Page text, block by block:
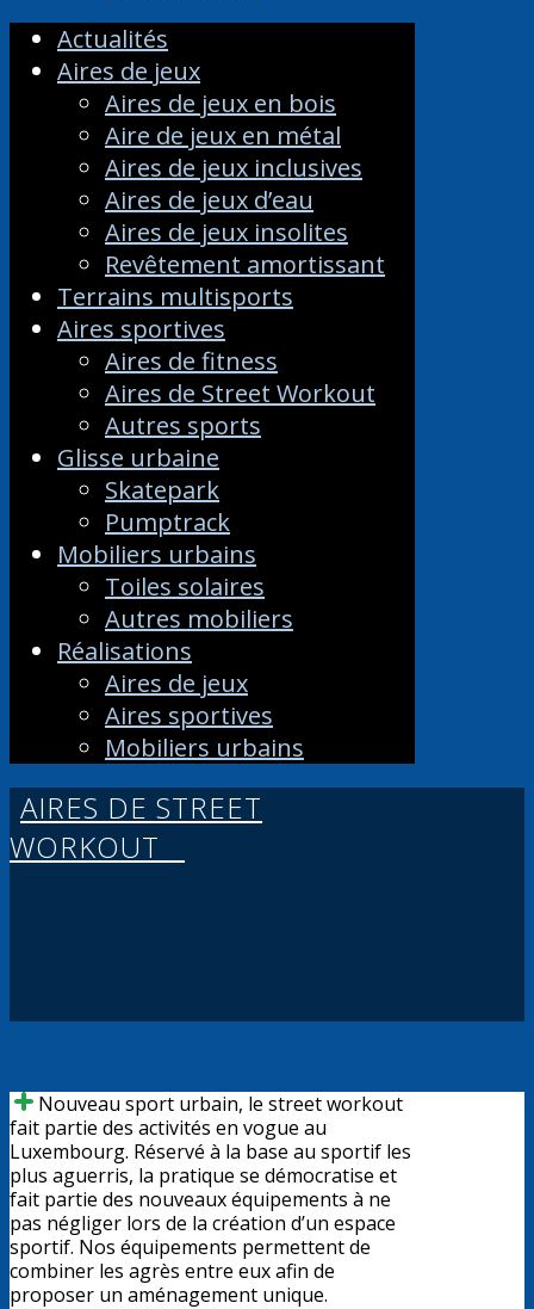
Actualités
Aires de jeux
Aires de jeux en bois
Aire de jeux en métal
Aires de jeux inclusives
Aires de jeux d’eau
Aires de jeux insolites
Revêtement amortissant
Terrains multisports
Aires sportives
Aires de fitness
Aires de Street Workout
Autres sports
Glisse urbaine
Skatepark
Pumptrack
Mobiliers urbains
Toiles solaires
Autres mobiliers
Réalisations
Aires de jeux
Aires sportives
Mobiliers urbains
AIRES DE STREET
WORKOUT
​​​​Nouveau sport urbain, le street workout
fait partie des activités en vogue au
Luxembourg. Réservé à la base au sportif les
plus aguerris, la pratique se démocratise et
fait partie des nouveaux équipements à ne
pas négliger lors de la création d’un espace
sportif. Nos équipements permettent de
combiner les agrès entre eux afin de
proposer un aménagement unique.